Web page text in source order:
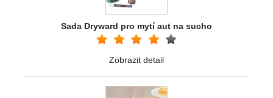
Sada Dryward pro mytí aut na sucho
Zobrazit detail